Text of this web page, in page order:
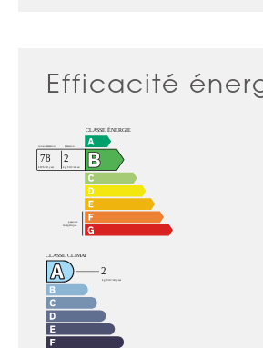
Efficacité